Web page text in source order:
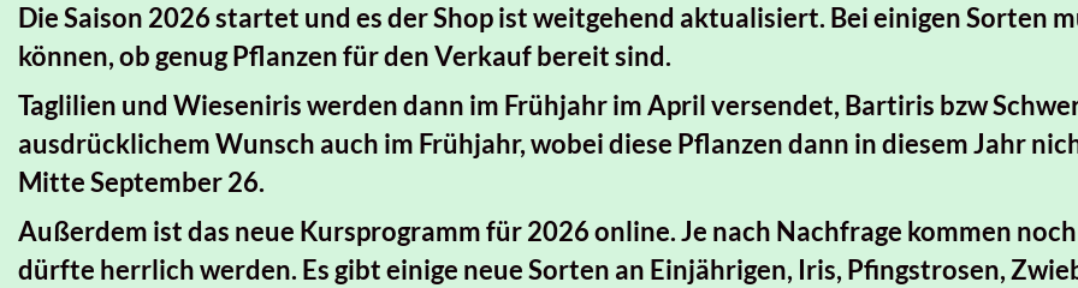
Die Saison 2026 startet und es der Shop ist weitgehend aktualisiert. Bei einigen Sorten
können, ob genug Pflanzen für den Verkauf bereit sind.
Taglilien und Wieseniris werden dann im Frühjahr im April versendet, Bartiris bzw
ausdrücklichem Wunsch auch im Frühjahr, wobei diese Pflanzen dann in diesem Jahr
Mitte September 26.
Außerdem ist das neue Kursprogramm für 2026 online. Je nach Nachfrage kommen
dürfte herrlich werden. Es gibt einige neue Sorten an Einjährigen, Iris, Pfingstrosen,